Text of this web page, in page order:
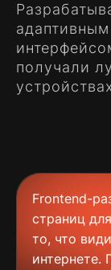
Social
Telegram
LinkedIn
WhatsApp
получали
Frontend-
страниц
то, что
интернете.